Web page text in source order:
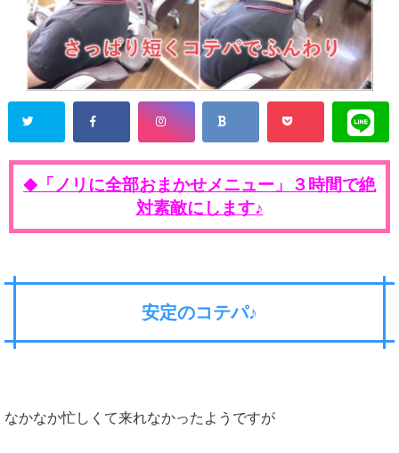
◆
「ノリに全部おまかせメニュー」３時間で絶
対素敵にします♪
安定のコテパ♪
なかなか忙しくて来れなかったようですが